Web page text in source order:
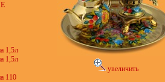
1,5л
1,5л
110
увеличить